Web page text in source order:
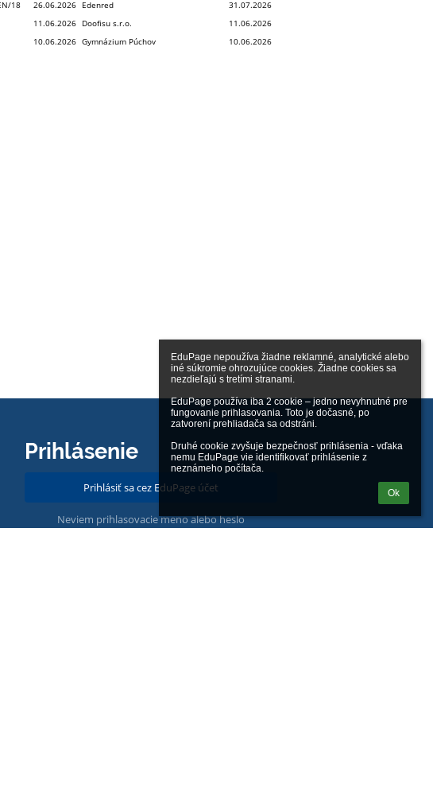
EduPage nepoužíva žiadne reklamné, analytické alebo
iné súkromie ohrozujúce cookies. Žiadne cookies sa
nezdieľajú s tretími stranami.
EduPage používa iba 2 cookie – jedno nevyhnutné pre
fungovanie prihlasovania. Toto je dočasné, po
zatvorení prehliadača sa odstráni.
Druhé cookie zvyšuje bezpečnosť prihlásenia - vďaka
nemu EduPage vie identifikovať prihlásenie z
neznámeho počítača.
Ok
18 26.06.2026 Edenred
31.07.2026
11.06.2026 Doofisu s.r.o.
11.06.2026
10.06.2026 Gymnázium Púchov 10.06.2026
Prihlásenie
Prihlásiť sa cez EduPage účet
Neviem prihlasovacie meno alebo heslo